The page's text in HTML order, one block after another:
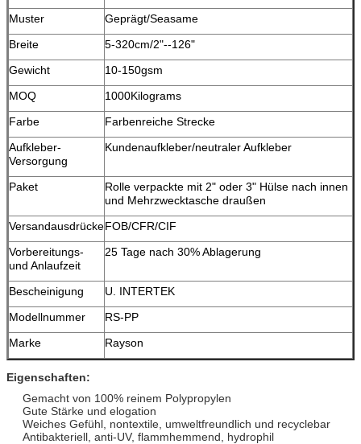
Muster
Geprägt/Seasame
Breite
5-320cm/2"--126"
Gewicht
10-150gsm
MOQ
1000Kilograms
Farbe
Farbenreiche Strecke
Aufkleber-
Versorgung
Kundenaufkleber/neutraler Aufkleber
Paket
Rolle verpackte mit 2" oder 3" Hülse nach innen
und Mehrzwecktasche draußen
VersandausdrückeFOB/CFR/CIF
Vorbereitungs-
und Anlaufzeit
25 Tage nach 30% Ablagerung
Bescheinigung
U. INTERTEK
Modellnummer
RS-PP
Marke
Rayson
Eigenschaften:
Gemacht von 100% reinem Polypropylen
Gute Stärke und elogation
Weiches Gefühl, nontextile, umweltfreundlich und recyclebar
Antibakteriell, anti-UV, flammhemmend, hydrophil